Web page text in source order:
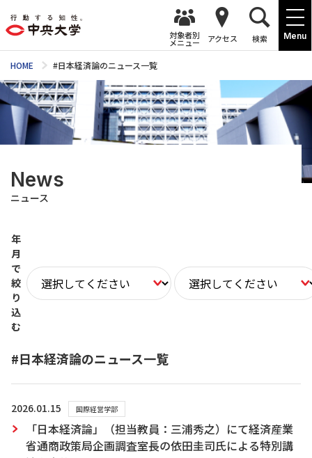
Menu
対象者別
メニュー アクセス 検索
HOME #日本経済論のニュース一覧
News
ニュース
年
月
で
絞
り
込
む
#日本経済論のニュース一覧
2026.01.15 国際経営学部
「日本経済論」（担当教員：三浦秀之）にて経済産業
省通商政策局企画調査室長の依田圭司氏による特別講